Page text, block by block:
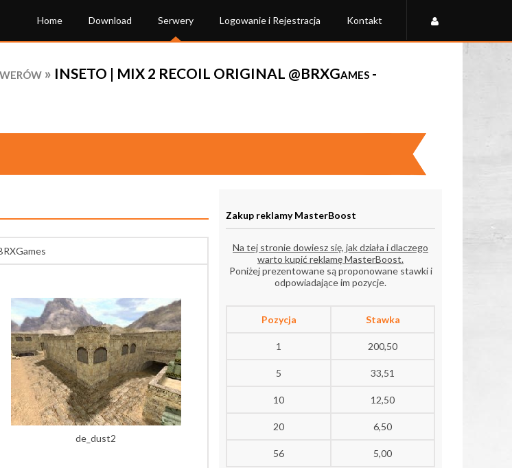
Home Download Serwery Logowanie i Rejestracja Kontakt
» INSETO | MIX 2 RECOIL ORIGINAL @BRXGames -
de_dust2
Zakup reklamy MasterBoost
Na tej stronie dowiesz się, jak działa i dlaczego
warto kupić reklamę MasterBoost.
Poniżej prezentowane są proponowane stawki i
odpowiadające im pozycje.
Pozycja Stawka
1 200,50
5 33,51
10 12,50
20 6,50
56 5,00